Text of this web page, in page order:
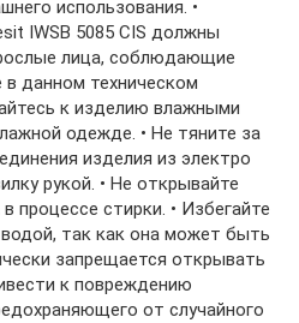
использования. •
IWSB 5085 CIS должны
лица, соблюдающие
в данном техническом
к изделию влажными
одежде. • Не тяните за
изделия из электро
рукой. • Не открывайте
процессе стирки. • Избегайте
так как она может быть
запрещается открывать
к повреждению
от случайного